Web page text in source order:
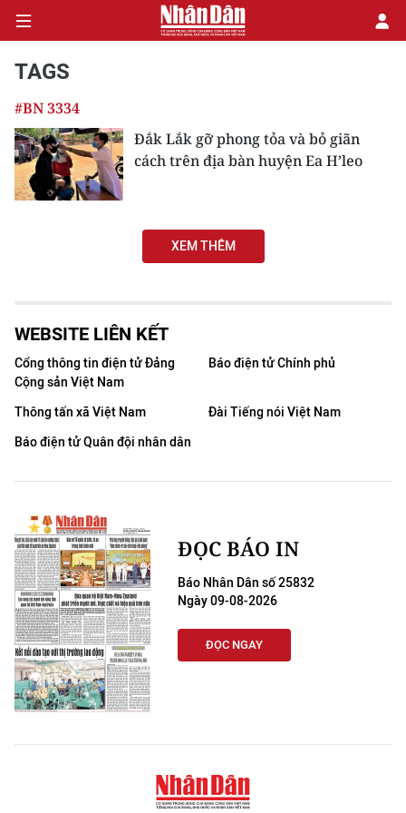
CHÍNH TRỊ
KINH TẾ
DU LỊCH
THẾ GIỚI
Y TẾ
KHOA HỌC - CÔNG NGHỆ
MÔI TRƯỜNG
BẠN ĐỌC
KIỂM CHỨNG THÔNG TIN
54 DÂN TỘC VIỆT NAM
TAGS
#BN 3334
Đắk Lắk gỡ phong tỏa và bỏ giãn
cách trên địa bàn huyện Ea H’leo
XEM THÊM
WEBSITE LIÊN KẾT
Cổng thông tin điện tử Đảng
Cộng sản Việt Nam
Báo điện tử Chính phủ
Thông tấn xã Việt Nam
Đài Tiếng nói Việt Nam
Báo điện tử Quân đội nhân dân
ĐỌC BÁO IN
Báo Nhân Dân số 25832
Ngày 09-08-2026
ĐỌC NGAY